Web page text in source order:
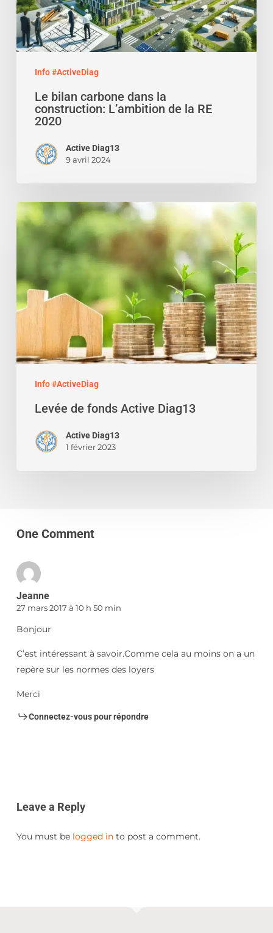
Info #ActiveDiag
de
la
RE
Le bilan carbone dans la
construction: L’ambition de la RE
2020
Active Diag13
9 avril 2024
Info #ActiveDiag
Levée
de
Levée de fonds Active Diag13
Active Diag13
1 février 2023
One Comment
Jeanne
27 mars 2017 à 10 h 50 min
Bonjour
C’est intéressant à savoir.Comme cela au moins on a un
repère sur les normes des loyers
Merci
Connectez-vous pour répondre
Leave a Reply
You must be logged into post a comment.